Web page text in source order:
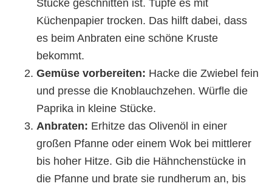
Stücke geschnitten ist. Tupfe es mit
Küchenpapier trocken. Das hilft dabei, dass
es beim Anbraten eine schöne Kruste
bekommt.
Gemüse vorbereiten: Hacke die Zwiebel fein
und presse die Knoblauchzehen. Würfle die
Paprika in kleine Stücke.
Anbraten: Erhitze das Olivenöl in einer
großen Pfanne oder einem Wok bei mittlerer
bis hoher Hitze. Gib die Hähnchenstücke in
die Pfanne und brate sie rundherum an, bis